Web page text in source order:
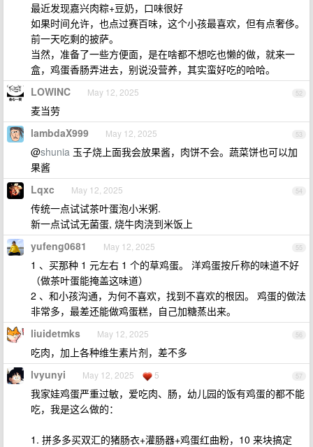
最近发现嘉兴肉粽+豆奶，口味很好
如果时间允许，也点过赛百味，这个小孩最喜欢，但有点奢侈。
前一天吃剩的披萨。
当然，准备了一些方便面，是在啥都不想吃也懒的做，就来一
盒，鸡蛋香肠弄进去，别说没营养，其实蛮好吃的哈哈。
52
LOWINC May 12, 2025
麦当劳
53
lambdaX999 May 12, 2025
@shunia 玉子烧上面我会放果酱，肉饼不会。蔬菜饼也可以加
果酱
54
Lqxc May 12, 2025
传统一点试试茶叶蛋泡小米粥.
新一点试试无菌蛋, 烧牛肉浇到米饭上
55
yufeng0681 May 12, 2025
1 、买那种 1 元左右 1 个的草鸡蛋。 洋鸡蛋按斤称的味道不好
（做茶叶蛋能掩盖这味道）
2 、和小孩沟通，为何不喜欢，找到不喜欢的根因。 鸡蛋的做法
非常多，最差还能做鸡蛋糕，自己加糖蒸出来。
56
liuidetmks May 12, 2025
吃肉，加上各种维生素片剂，差不多
57
lvyunyi May 12, 2025 5
我家娃鸡蛋严重过敏，爱吃肉、肠，幼儿园的饭有鸡蛋的都不能
吃，我是这么做的：
1. 拼多多买双汇的猪肠衣+灌肠器+鸡蛋红曲粉，10 来块搞定